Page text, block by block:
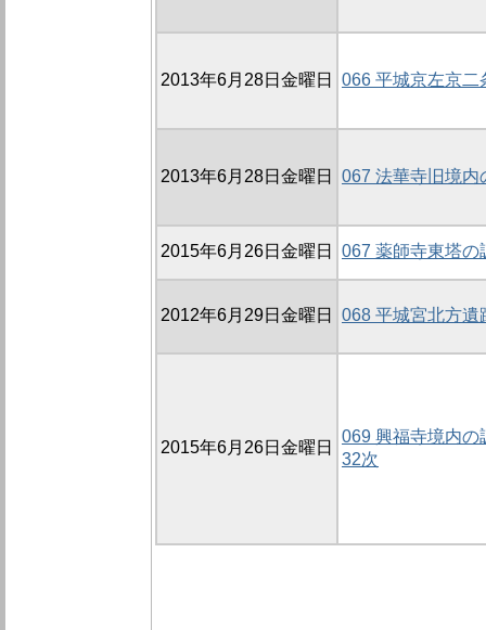
2013年6月28日金曜日 066 平城京左京二
2013年6月28日金曜日 067 法華寺旧境内
2015年6月26日金曜日 067 薬師寺東塔の
2012年6月29日金曜日 068 平城宮北方
2015年6月26日金曜日
069 興福寺境内の
32次